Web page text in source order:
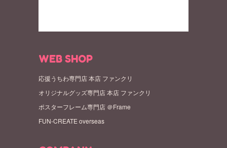
WEB SHOP
応援うちわ専門店 本店 ファンクリ
オリジナルグッズ専門店 本店 ファンクリ
ポスターフレーム専門店 ＠Frame
FUN-CREATE overseas